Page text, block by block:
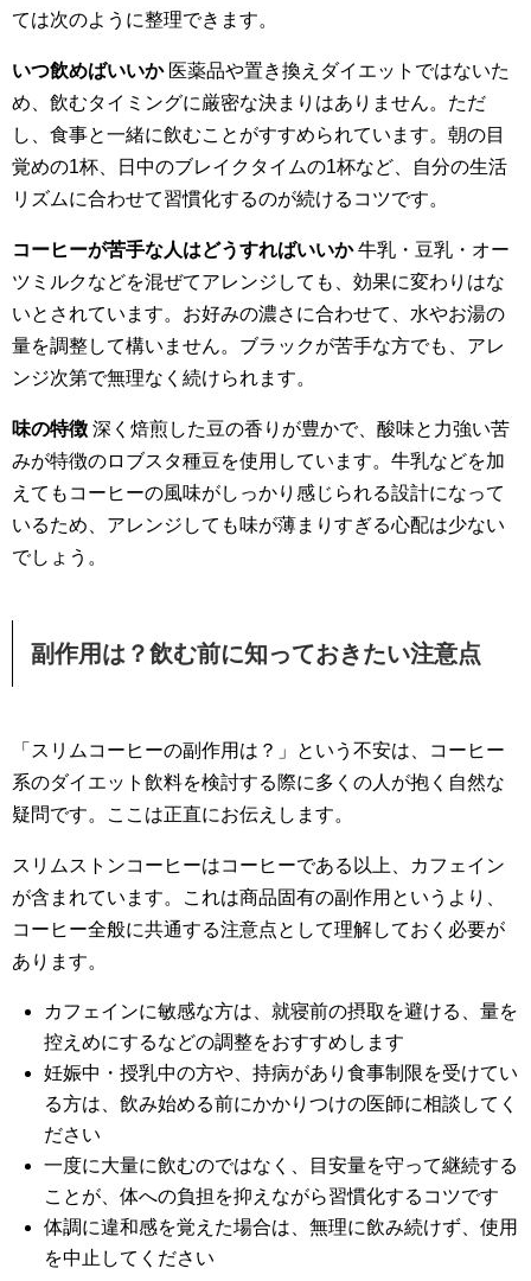
ては次のように整理できます。
いつ飲めばいいか医薬品や置き換えダイエットではないた
め、飲むタイミングに厳密な決まりはありません。ただ
し、食事と一緒に飲むことがすすめられています。朝の目
覚めの1杯、日中のブレイクタイムの1杯など、自分の生活
リズムに合わせて習慣化するのが続けるコツです。
コーヒーが苦手な人はどうすればいいか牛乳・豆乳・オー
ツミルクなどを混ぜてアレンジしても、効果に変わりはな
いとされています。お好みの濃さに合わせて、水やお湯の
量を調整して構いません。ブラックが苦手な方でも、アレ
ンジ次第で無理なく続けられます。
味の特徴 深く焙煎した豆の香りが豊かで、酸味と力強い苦
みが特徴のロブスタ種豆を使用しています。牛乳などを加
えてもコーヒーの風味がしっかり感じられる設計になって
いるため、アレンジしても味が薄まりすぎる心配は少ない
でしょう。
副作用は？飲む前に知っておきたい注意点
「スリムコーヒーの副作用は？」という不安は、コーヒー
系のダイエット飲料を検討する際に多くの人が抱く自然な
疑問です。ここは正直にお伝えします。
スリムストンコーヒーはコーヒーである以上、カフェイン
が含まれています。これは商品固有の副作用というより、
コーヒー全般に共通する注意点として理解しておく必要が
あります。
カフェインに敏感な方は、就寝前の摂取を避ける、量を
控えめにするなどの調整をおすすめします
妊娠中・授乳中の方や、持病があり食事制限を受けてい
る方は、飲み始める前にかかりつけの医師に相談してく
ださい
一度に大量に飲むのではなく、目安量を守って継続する
ことが、体への負担を抑えながら習慣化するコツです
体調に違和感を覚えた場合は、無理に飲み続けず、使用
を中止してください